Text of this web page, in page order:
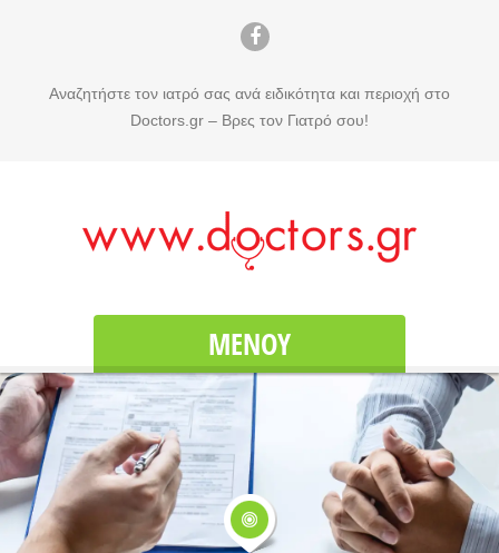
Αναζητήστε τον ιατρό σας ανά ειδικότητα και περιοχή στο
Doctors.gr – Βρες τον Γιατρό σου!
ΜΕΝΟΎ